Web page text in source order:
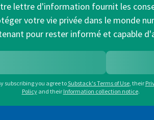
lettre d'information fournit les
votre vie privée dans le monde
pour rester informé et capable
subscribing you agree toSubstack's Terms of Use, their
Policy and their Information collection notice.